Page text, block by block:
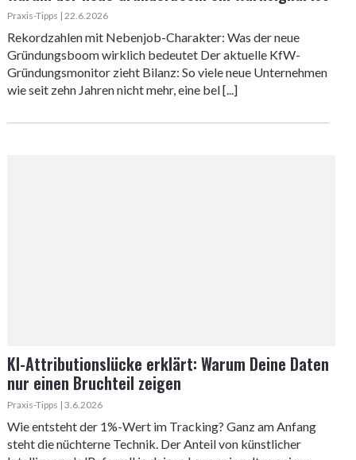
Praxis-Tipps | 22.6.2026
Rekordzahlen mit Nebenjob-Charakter: Was der neue
Gründungsboom wirklich bedeutet Der aktuelle KfW-
Gründungsmonitor zieht Bilanz: So viele neue Unternehmen
wie seit zehn Jahren nicht mehr, eine bel [...]
KI-Attributionslücke erklärt: Warum Deine Daten
nur einen Bruchteil zeigen
Praxis-Tipps | 3.6.2026
Wie entsteht der 1%-Wert im Tracking? Ganz am Anfang
steht die nüchterne Technik. Der Anteil von künstlicher